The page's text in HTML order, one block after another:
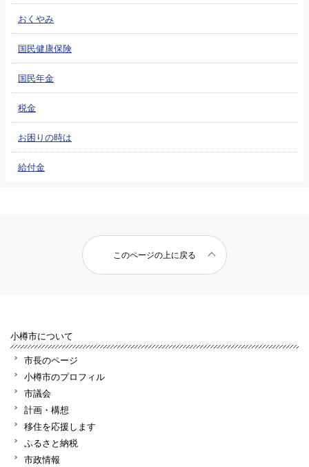
おくやみ
国民健康保険
国民年金
税金
お困りの時は
給付金
このページの上に戻る
小樽市について
市長のページ
小樽市のプロフィル
市議会
計画・構想
移住を応援します
ふるさと納税
市政情報